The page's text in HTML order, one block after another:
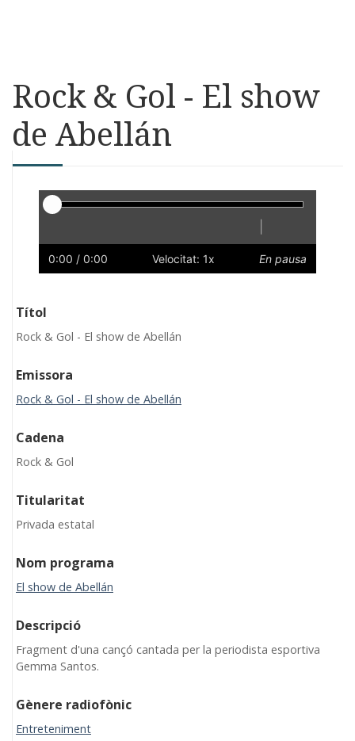
Rock & Gol - El show
de Abellán
Reproductor
Lent
0:00 / 0:00 Velocitat: 1x En pausa
Títol
Rock & Gol - El show de Abellán
Emissora
Rock & Gol - El show de Abellán
Cadena
Rock & Gol
Titularitat
Privada estatal
Nom programa
El show de Abellán
Descripció
Fragment d'una cançó cantada per la periodista esportiva
Gemma Santos.
Gènere radiofònic
Entreteniment